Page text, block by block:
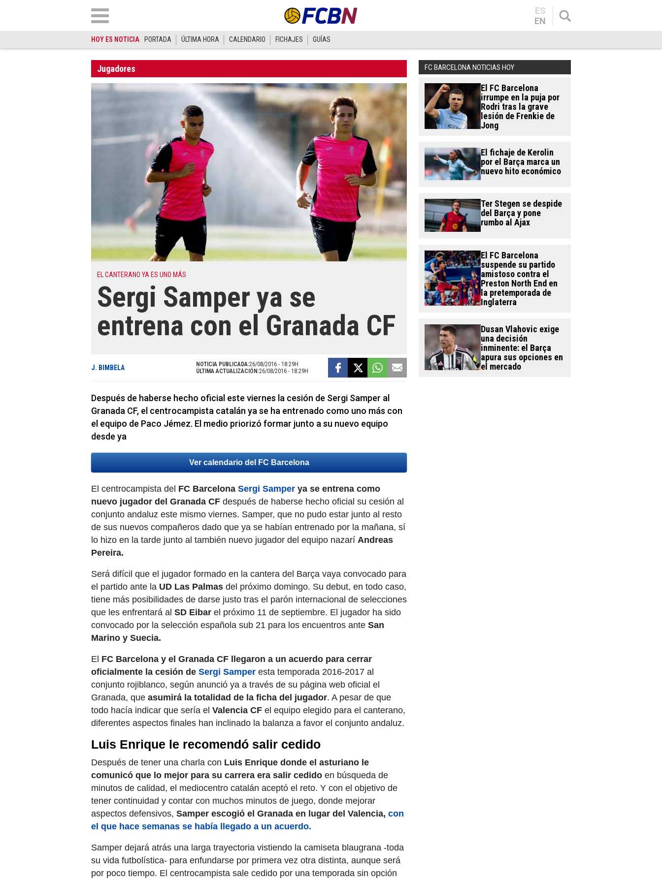
ES
EN
HOY ES NOTICIA PORTADA ÚLTIMA HORA CALENDARIO FICHAJES GUÍAS
Jugadores
EL CANTERANO YA ES UNO MÁS
Sergi Samper ya se
entrena con el Granada CF
J. BIMBELA NOTICIA PUBLICADA:26/08/2016 - 18:29H
ÚLTIMA ACTUALIZACIÓN:26/08/2016 - 18:29H
Después de haberse hecho oficial este viernes la cesión de Sergi Samper al
Granada CF, el centrocampista catalán ya se ha entrenado como uno más con
el equipo de Paco Jémez. El medio priorizó formar junto a su nuevo equipo
desde ya
Ver calendario del FC Barcelona
El centrocampista del FC Barcelona Sergi Samper ya se entrena como
nuevo jugador del Granada CF después de haberse hecho oficial su cesión al
conjunto andaluz este mismo viernes. Samper, que no pudo estar junto al resto
de sus nuevos compañeros dado que ya se habían entrenado por la mañana, sí
lo hizo en la tarde junto al también nuevo jugador del equipo nazarí Andreas
Pereira.
Será difícil que el jugador formado en la cantera del Barça vaya convocado para
el partido ante la UD Las Palmas del próximo domingo. Su debut, en todo caso,
tiene más posibilidades de darse justo tras el parón internacional de selecciones
que les enfrentará al SD Eibar el próximo 11 de septiembre. El jugador ha sido
convocado por la selección española sub 21 para los encuentros ante San
Marino y Suecia.
El FC Barcelona y el Granada CF llegaron a un acuerdo para cerrar
oficialmente la cesión de Sergi Samper esta temporada 2016-2017 al
conjunto rojiblanco, según anunció ya a través de su página web oficial el
Granada, que asumirá la totalidad de la ficha del jugador. A pesar de que
todo hacía indicar que sería el Valencia CF el equipo elegido para el canterano,
diferentes aspectos finales han inclinado la balanza a favor el conjunto andaluz.
Luis Enrique le recomendó salir cedido
Después de tener una charla con Luis Enrique donde el asturiano le
comunicó que lo mejor para su carrera era salir cedido en búsqueda de
minutos de calidad, el mediocentro catalán aceptó el reto. Y con el objetivo de
tener continuidad y contar con muchos minutos de juego, donde mejorar
aspectos defensivos, Samper escogió el Granada en lugar del Valencia, con
el que hace semanas se había llegado a un acuerdo.
Samper dejará atrás una larga trayectoria vistiendo la camiseta blaugrana -toda
su vida futbolística- para enfundarse por primera vez otra distinta, aunque será
por poco tiempo. El centrocampista sale cedido por una temporada sin opción
FC BARCELONA NOTICIAS HOY
El FC Barcelona
irrumpe en la puja por
Rodri tras la grave
lesión de Frenkie de
Jong
El fichaje de Kerolin
por el Barça marca un
nuevo hito económico
Ter Stegen se despide
del Barça y pone
rumbo al Ajax
El FC Barcelona
suspende su partido
amistoso contra el
Preston North End en
la pretemporada de
Inglaterra
Dusan Vlahovic exige
una decisión
inminente: el Barça
apura sus opciones en
el mercado